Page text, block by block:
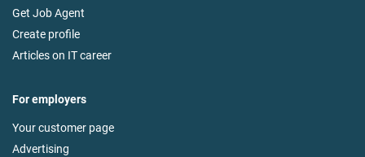
Get Job Agent
Create profile
Articles on IT career
For employers
Your customer page
Advertising